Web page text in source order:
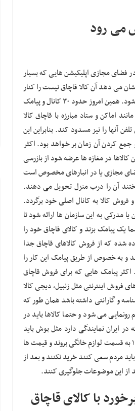
می رود
فضای مجازی اپلیکیشن هایی که بسیار
می دهد آن کالا قاچاق نیست را کنار
آن ثبت کنند. این خلاف و تخلف توسط اپلیکیشن ها و فضای مجازی اعلام شود. همین امروز حدود ۳۰ کانال و پیامک
اماکن و ستاد مبارزه با قاچاق کالا
آنها را نیز مسدود کند. بنابراین این
کردن آن زمان بر خواهد بود. اکثر
در مغازه ها عرضه شود از بازرسی
مجازی یا در انبارهای مخصوص است
آن را درب منزل تحویل می دهند.
فروش کالا به کانال اصلی خود برگردد.
مدرکی به این سازمان ها ارائه شود تا
یک پیامک بزند و کالای قاچاق خود را
شده که از فروش کالاهای قاچاق جدا
و به خصوص از طریق پیامک این کار را
پیامک هایی که برای فروش قاچاق
است که اکثرا ۰۹۱۸ هستند. سایت های فروش اینترنتی مثل زنبیل، دیجی کالا
و گارانتی داشته باشد همان طور که
می شود و حتما کالاها باید در
ایران نمایندگی دارد مثل بوش باید
ظرف ۱۰ روز آینده در سامانه ۱۲۴ ثبت شود یعنی مردم بتوانند در سامانه ۱۲۴ به قسمت لوازم خانگی بروند و قیمت ها
مردم سعی کنند خرید نکنند و بعد از
از این موضوعات جلوگیری کنند.
با کالای قاچاق